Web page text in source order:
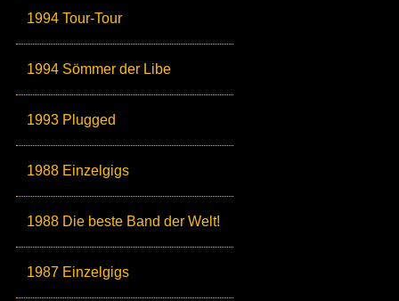
1994 Tour-Tour
1994 Sömmer der Libe
1993 Plugged
1988 Einzelgigs
1988 Die beste Band der Welt!
1987 Einzelgigs